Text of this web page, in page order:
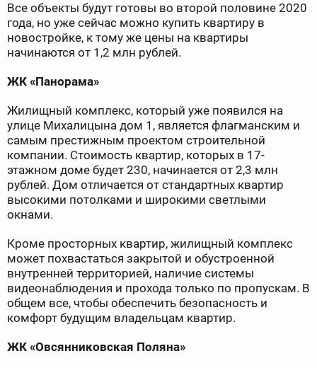
Все объекты будут готовы во второй половине 2020
года, но уже сейчас можно купить квартиру в
новостройке, к тому же цены на квартиры
начинаются от 1,2 млн рублей.
ЖК «Панорама»
Жилищный комплекс, который уже появился на
улице Михалицына дом 1, является флагманским и
самым престижным проектом строительной
компании. Стоимость квартир, которых в 17-
этажном доме будет 230, начинается от 2,3 млн
рублей. Дом отличается от стандартных квартир
высокими потолками и широкими светлыми
окнами.
Кроме просторных квартир, жилищный комплекс
может похвастаться закрытой и обустроенной
внутренней территорией, наличие системы
видеонаблюдения и прохода только по пропускам. В
общем все, чтобы обеспечить безопасность и
комфорт будущим владельцам квартир.
ЖК «Овсянниковская Поляна»